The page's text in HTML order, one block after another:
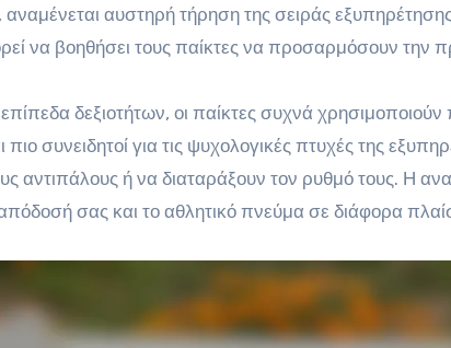
αυστηρή τήρηση της σειράς
να βοηθήσει τους παίκτες να προσαρμόσουν την
δεξιοτήτων, οι παίκτες συχνά
πιο συνειδητοί για τις ψυχολογικές πτυχές της
αντιπάλους ή να διαταράξουν τον ρυθμό τους. Η
σας και το αθλητικό πνεύμα σε διάφορα